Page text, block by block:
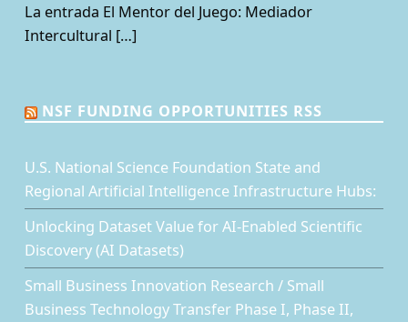
La entrada El Mentor del Juego: Mediador
Intercultural […]
NSF FUNDING OPPORTUNITIES RSS
U.S. National Science Foundation State and
Regional Artificial Intelligence Infrastructure Hubs:
Unlocking Dataset Value for AI-Enabled Scientific
Discovery (AI Datasets)
Small Business Innovation Research / Small
Business Technology Transfer Phase I, Phase II,